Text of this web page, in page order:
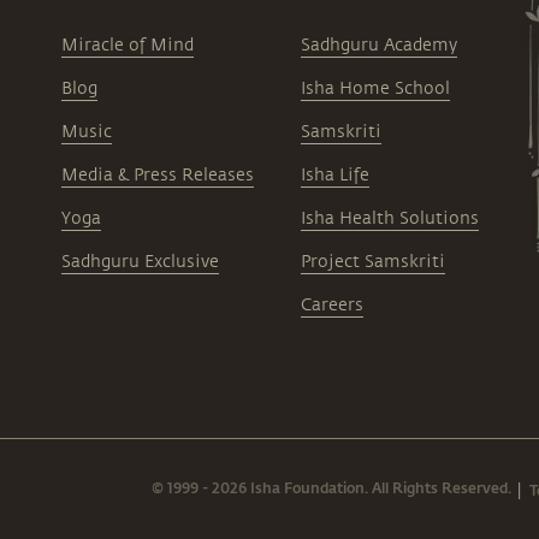
Miracle of Mind
Blog
Music
Media & Press Releases
Yoga
Sadhguru Exclusive
Sadhguru Academy
Isha Home School
Samskriti
Isha Life
Isha Health Solutions
Project Samskriti
Careers
© 1999 - 2026 Isha Foundation. All Rights Reserved.